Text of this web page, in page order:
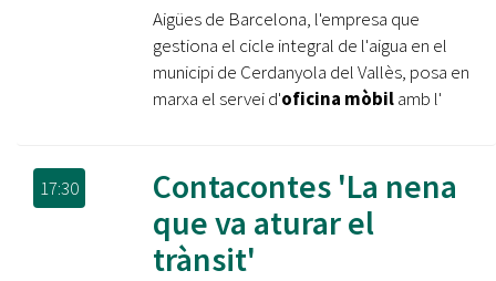
Aigües de Barcelona, l'empresa que
gestiona el cicle integral de l'aigua en el
municipi de Cerdanyola del Vallès, posa en
marxa el servei d'oficina mòbilamb l'
17:30
Contacontes 'La nena
que va aturar el
trànsit'